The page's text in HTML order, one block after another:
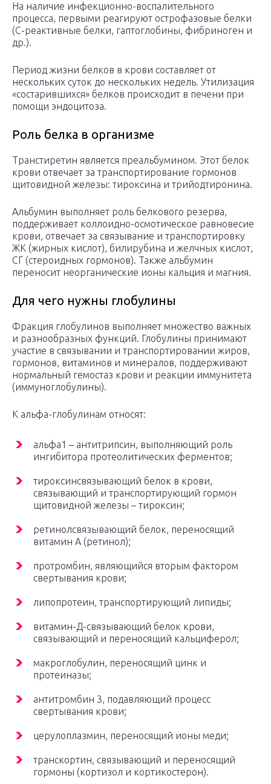
На наличие инфекционно-воспалительного
процесса, первыми реагируют острофазовые белки
(C-реактивные белки, гаптоглобины, фибриноген и
др.).
Период жизни белков в крови составляет от
нескольких суток до нескольких недель. Утилизация
«состарившихся» белков происходит в печени при
помощи эндоцитоза.
Роль белка в организме
Транстиретин является преальбумином. Этот белок
крови отвечает за транспортирование гормонов
щитовидной железы: тироксина и трийодтиронина.
Альбумин выполняет роль белкового резерва,
поддерживает коллоидно-осмотическое равновесие
крови, отвечает за связывание и транспортировку
ЖК (жирных кислот), билирубина и желчных кислот,
СГ (стероидных гормонов). Также альбумин
переносит неорганические ионы кальция и магния.
Для чего нужны глобулины
Фракция глобулинов выполняет множество важных
и разнообразных функций. Глобулины принимают
участие в связывании и транспортировании жиров,
гормонов, витаминов и минералов, поддерживают
нормальный гемостаз крови и реакции иммунитета
(иммуноглобулины).
К альфа-глобулинам относят:
альфа1 – антитрипсин, выполняющий роль
ингибитора протеолитических ферментов;
тироксинсвязывающий белок в крови,
связывающий и транспортирующий гормон
щитовидной железы – тироксин;
ретинолсвязывающий белок, переносящий
витамин А (ретинол);
протромбин, являющийся вторым фактором
свертывания крови;
липопротеин, транспортирующий липиды;
витамин-Д-связывающий белок крови,
связывающий и переносящий кальциферол;
макроглобулин, переносящий цинк и
протеиназы;
антитромбин 3, подавляющий процесс
свертывания крови;
церулоплазмин, переносящий ионы меди;
транскортин, связывающий и переносящий
гормоны (кортизол и кортикостерон).